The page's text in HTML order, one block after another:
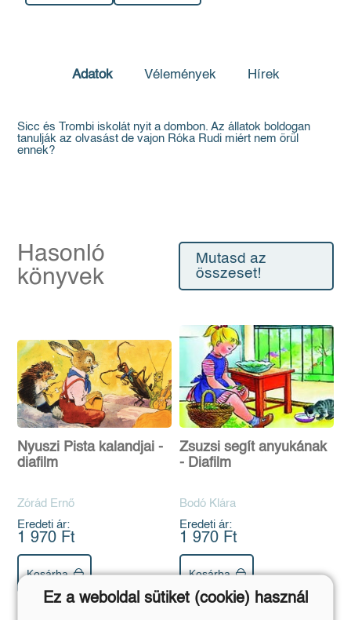
Adatok Vélemények Hírek
Sicc és Trombi iskolát nyit a dombon. Az állatok boldogan
tanulják az olvasást de vajon Róka Rudi miért nem örül
ennek?
Hasonló
könyvek
Mutasd az
összeset!
Nyuszi Pista kalandjai -
diafilm
Zórád Ernő
Eredeti ár:
1 970 Ft
Kosárba
Zsuzsi segít anyukának
- Diafilm
Bodó Klára
Eredeti ár:
1 970 Ft
Kosárba
Ez a weboldal sütiket (cookie) használ